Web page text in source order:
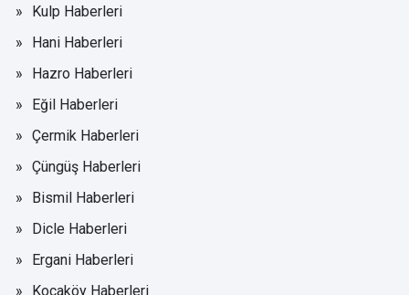
Kulp Haberleri
Hani Haberleri
Hazro Haberleri
Eğil Haberleri
Çermik Haberleri
Çüngüş Haberleri
Bismil Haberleri
Dicle Haberleri
Ergani Haberleri
Kocaköy Haberleri